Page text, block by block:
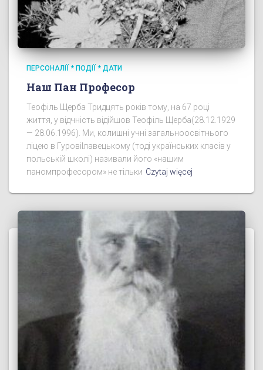
ПЕРСОНАЛІЇ * ПОДІЇ * ДАТИ
Наш Пан Професор
Теофіль Щерба Тридцять років тому, на 67 році
життя, у відчність відійшов Теофіль Щерба(28.12.1929
— 28.06.1996). Ми, колишні учні загальноосвітнього
ліцею в ГуровіІлавецькому (тоді українських класів у
польській школі) називали його «нашим
паномпрофесором» не тільки Czytaj więcej